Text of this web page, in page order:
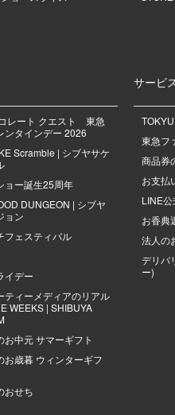
レート クエスト 東急
ンタインデー 2026
Scramble | シブヤサケ
ョー誕生25周年
DUNGEON | シブヤ
ョン
フェスティバル
イデー
ティーメディアのリアル
WEEKS | SHIBUYA
お中元 サマーギフト
お歳暮 ウィンターギフ
おせち
サービ
東急フ
商品券
お支払
LINE公
お香典
法人の
デリバ
ー)